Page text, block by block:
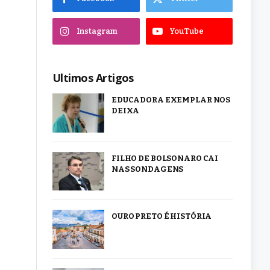
Instagram YouTube
Ultimos Artigos
EDUCADORA EXEMPLAR NOS
DEIXA
FILHO DE BOLSONARO CAI
NAS SONDAGENS
OURO PRETO É HISTÓRIA